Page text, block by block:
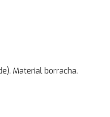
Material borracha.